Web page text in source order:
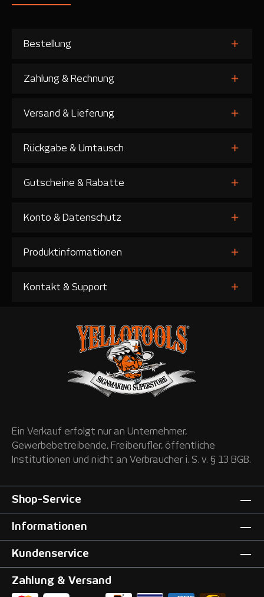
Bestellung
Zahlung & Rechnung
Versand & Lieferung
Rückgabe & Umtausch
Gutscheine & Rabatte
Konto & Datenschutz
Produktinformationen
Kontakt & Support
Ein Verkauf erfolgt nur an Unternehmer,
Gewerbebetreibende, Freiberufler, öffentliche
Institutionen und nicht an Verbraucher i. S. v. § 13 BGB.
Shop-Service
Informationen
Kundenservice
Zahlung & Versand